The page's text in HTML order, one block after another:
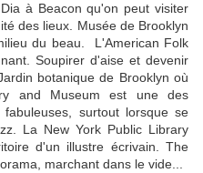
à Beacon qu'on peut visiter
des lieux. Musée de Brooklyn
du beau. L'American Folk
Soupirer d'aise et devenir
botanique de Brooklyn où
and Museum est une des
surtout lorsque se
La New York Public Library
d'un illustre écrivain. The
marchant dans le vide...